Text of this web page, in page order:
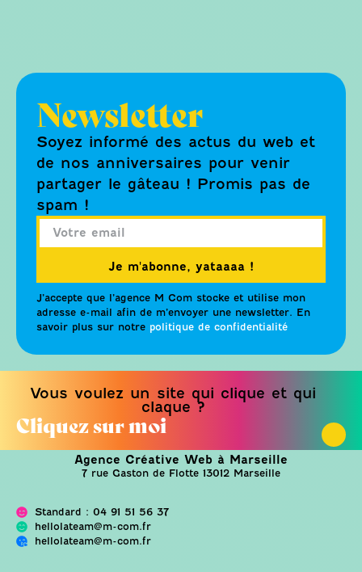
Newsletter
Soyez informé des actus du web et
de nos anniversaires pour venir
partager le gâteau ! Promis pas de
spam !
Je m'abonne, yataaaa !
J’accepte que l’agence M Com stocke et utilise mon
adresse e-mail afin de m’envoyer une newsletter. En
savoir plus sur notre politique de confidentialité
Vous voulez un site qui clique et qui
claque ?
Cliquez sur moi
Agence Créative Web à Marseille
7 rue Gaston de Flotte 13012 Marseille
Standard : 04 91 51 56 37
hellolateam@m-com.fr
hellolateam@m-com.fr